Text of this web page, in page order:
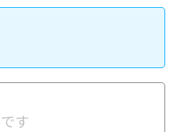
す